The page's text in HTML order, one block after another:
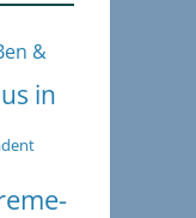
&
in